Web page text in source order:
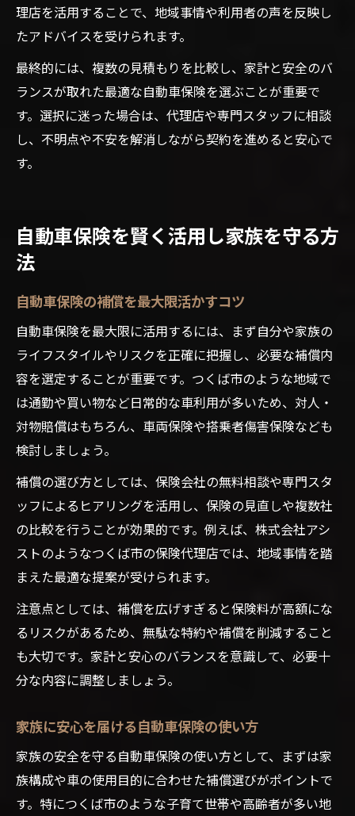
理店を活用することで、地域事情や利用者の声を反映し
たアドバイスを受けられます。
最終的には、複数の見積もりを比較し、家計と安全のバ
ランスが取れた最適な自動車保険を選ぶことが重要で
す。選択に迷った場合は、代理店や専門スタッフに相談
し、不明点や不安を解消しながら契約を進めると安心で
す。
自動車保険を賢く活用し家族を守る方
法
自動車保険の補償を最大限活かすコツ
自動車保険を最大限に活用するには、まず自分や家族の
ライフスタイルやリスクを正確に把握し、必要な補償内
容を選定することが重要です。つくば市のような地域で
は通勤や買い物など日常的な車利用が多いため、対人・
対物賠償はもちろん、車両保険や搭乗者傷害保険なども
検討しましょう。
補償の選び方としては、保険会社の無料相談や専門スタ
ッフによるヒアリングを活用し、保険の見直しや複数社
の比較を行うことが効果的です。例えば、株式会社アシ
ストのようなつくば市の保険代理店では、地域事情を踏
まえた最適な提案が受けられます。
注意点としては、補償を広げすぎると保険料が高額にな
るリスクがあるため、無駄な特約や補償を削減すること
も大切です。家計と安心のバランスを意識して、必要十
分な内容に調整しましょう。
家族に安心を届ける自動車保険の使い方
家族の安全を守る自動車保険の使い方として、まずは家
族構成や車の使用目的に合わせた補償選びがポイントで
す。特につくば市のような子育て世帯や高齢者が多い地